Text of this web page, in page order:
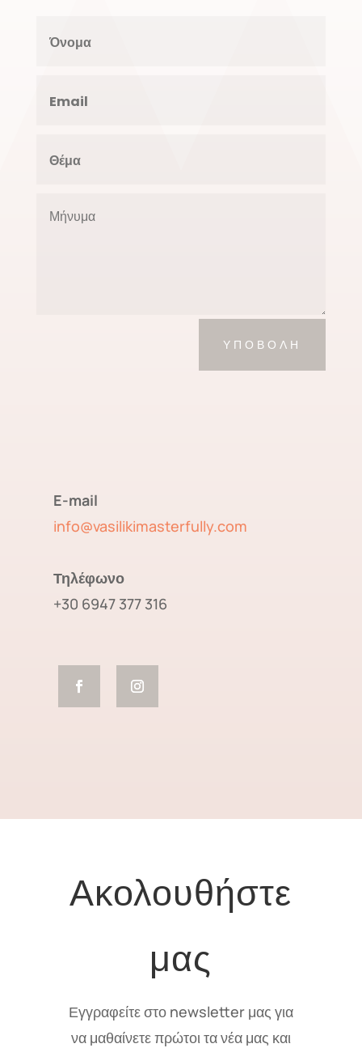
ΥΠΟΒΟΛΉ
E-mail
info@vasilikimasterfully.com
Τηλέφωνο
+30 6947 377 316
Ακολουθήστε
μας
Εγγραφείτε στο newsletter μας για
να μαθαίνετε πρώτοι τα νέα μας και